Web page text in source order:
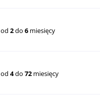
od2do6 miesięcy
od4do72 miesięcy